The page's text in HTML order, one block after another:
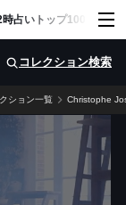
時占い トップ100 スナッ
コレクション検索
ション一覧 Christophe